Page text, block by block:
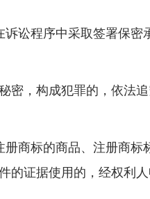
讼程序中采取签署保密
，构成犯罪的，依法
商标的商品、注册商标
的证据使用的，经权利